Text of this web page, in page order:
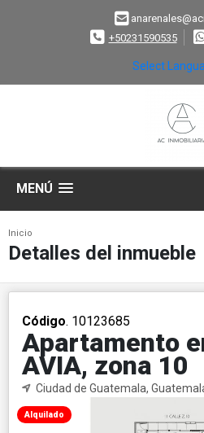
+50231590535
Select
MENÚ
Inicio
Detalles del inmueble
Código. 10123685
Apartamento
AVIA, zona 10
Ciudad de Guatemala,
Alquilado